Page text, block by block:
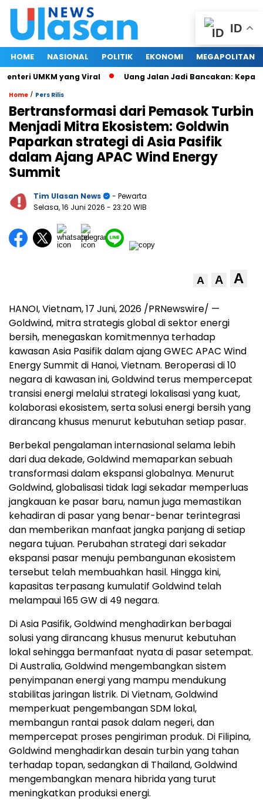
HOME NASIONAL POLITIK EKONOMI MEGAPOLITAN
UMKM yang Viral Uang Jalan Jadi Bancakan: Kepala
Home / Pers Rilis
Bertransformasi dari Pemasok Turbin
Menjadi Mitra Ekosistem: Goldwin
Paparkan strategi di Asia Pasifik
dalam Ajang APAC Wind Energy
Summit
Tim Ulasan News
- Pewarta
Selasa, 16 Juni 2026 - 23:20 WIB
A A A
HANOI, Vietnam,17 Juni, 2026 /PRNewswire/ —
Goldwind, mitra strategis global di sektor energi
bersih, menegaskan komitmennya terhadap
kawasan Asia Pasifik dalam ajang GWEC APAC Wind
Energy Summit di Hanoi, Vietnam. Beroperasi di 10
negara di kawasan ini, Goldwind terus mempercepat
transisi energi melalui strategi lokalisasi yang kuat,
kolaborasi ekosistem, serta solusi energi bersih yang
dirancang khusus menurut kebutuhan setiap pasar.
Berbekal pengalaman internasional selama lebih
dari dua dekade, Goldwind memaparkan sebuah
transformasi dalam ekspansi globalnya. Menurut
Goldwind, globalisasi tidak lagi sekadar memperluas
jangkauan ke pasar baru, namun juga memastikan
kehadiran di pasar yang benar-benar terintegrasi
dan memberikan manfaat jangka panjang di setiap
negara tujuan. Perubahan strategi dari sekadar
ekspansi pasar menuju pembangunan ekosistem
tersebut telah membuahkan hasil. Hingga kini,
kapasitas terpasang kumulatif Goldwind telah
melampaui 165 GW di 49 negara.
Di Asia Pasifik, Goldwind menghadirkan berbagai
solusi yang dirancang khusus menurut kebutuhan
lokal sehingga bermanfaat nyata di pasar setempat.
Di Australia, Goldwind mengembangkan sistem
penyimpanan energi yang mampu mendukung
stabilitas jaringan listrik. Di Vietnam, Goldwind
memperkuat pengembangan SDM lokal,
membangun rantai pasok dalam negeri, dan
mempercepat proses pengiriman produk. Di Filipina,
Goldwind menghadirkan desain turbin yang tahan
terhadap topan, sedangkan di Thailand, Goldwind
mengembangkan menara hibrida yang turut
meningkatkan produksi energi.
ID